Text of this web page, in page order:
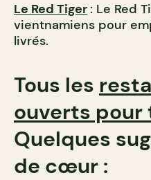
Le Red Tiger: Le Red
vientnamiens pour
livrés.
Tous les
ouverts
Quelques
de cœur :